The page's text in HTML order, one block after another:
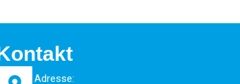
Adresse: